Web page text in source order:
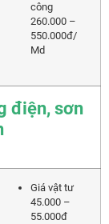
công
260.000 –
550.000đ/
Md
điện, sơn
Giá vật tư
45.000 –
55.000đ